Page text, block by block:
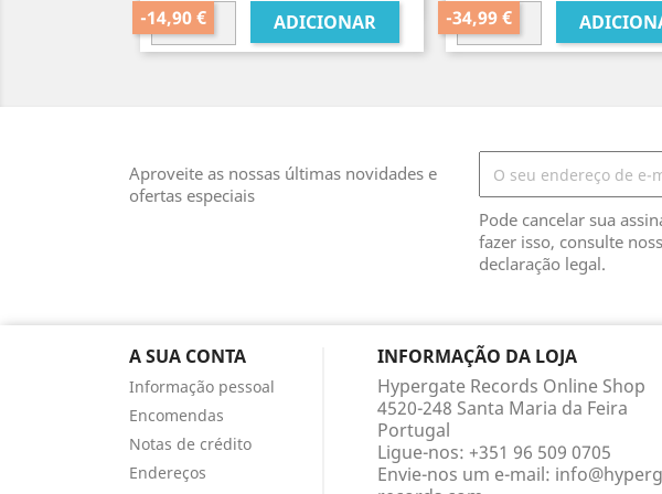
normal
-14,90 €
ADICIONAR
normal
-34,99 €
Aproveite as nossas últimas novidades e
ofertas especiais
Pode cancelar sua
fazer isso, consulte
declaração legal.
A SUA CONTA
Informação pessoal
Encomendas
Notas de crédito
Endereços
INFORMAÇÃO DA LOJA
Hypergate Records Online Shop
4520-248 Santa Maria da Feira
Portugal
Ligue-nos: +351 96 509 0705
Envie-nos um e-mail: